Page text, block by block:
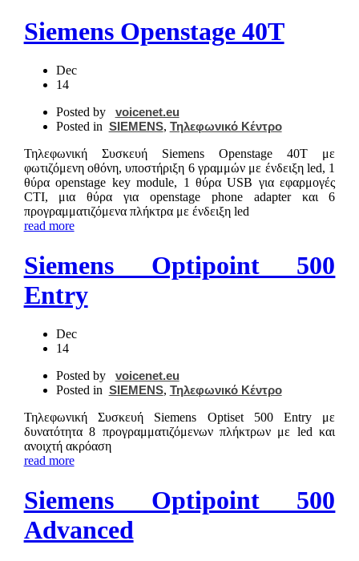
Siemens Openstage 40T
Dec
14
Posted by
voicenet.eu
Posted in SIEMENS, Τηλεφωνικό Κέντρο
Τηλεφωνική Συσκευή Siemens Openstage 40T με
φωτιζόμενη οθόνη, υποστήριξη 6 γραμμών με ένδειξη led, 1
θύρα openstage key module, 1 θύρα USB για εφαρμογές
CTI, μια θύρα για openstage phone adapter και 6
προγραμματιζόμενα πλήκτρα με ένδειξη led
read more
Siemens Optipoint 500
Entry
Dec
14
Posted by
voicenet.eu
Posted in SIEMENS, Τηλεφωνικό Κέντρο
Τηλεφωνική Συσκευή Siemens Optiset 500 Entry με
δυνατότητα 8 προγραμματιζόμενων πλήκτρων με led και
ανοιχτή ακρόαση
read more
Siemens Optipoint 500
Advanced